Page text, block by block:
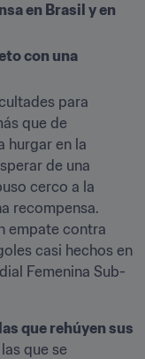
en Brasil y en
con una
para
que de
hurgar en la
de una
cerco a la
recompensa.
empate contra
casi hechos en
Femenina Sub-
que rehúyen sus
que se